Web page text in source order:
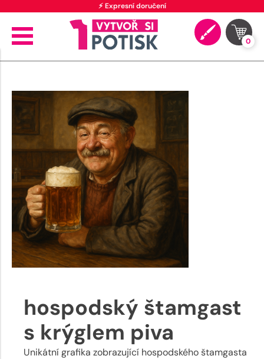
⚡ Expresní doručení
0
hospodský štamgast
s krýglem piva
Unikátní grafika zobrazující hospodského štamgasta